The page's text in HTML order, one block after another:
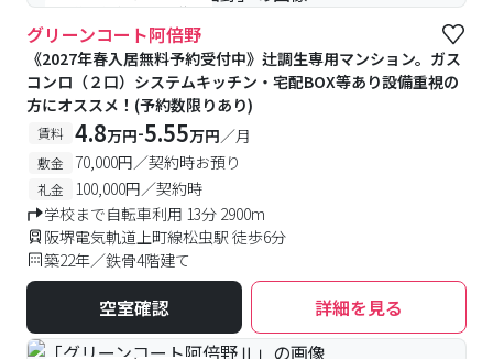
#予約受付中 #空室待ち
グリーンコート阿倍野
《2027年春入居無料予約受付中》辻調生専用マンション。ガス
コンロ（２口）システムキッチン・宅配BOX等あり設備重視の
方にオススメ！(予約数限りあり)
賃料 4.8万円-5.55万円／月
敷金 70,000円／契約時お預り
礼金
100,000円／契約時
学校まで自転車利用 13分 2900m
阪堺電気軌道上町線松虫駅 徒歩6分
築22年／鉄骨4階建て
空室確認 詳細を見る